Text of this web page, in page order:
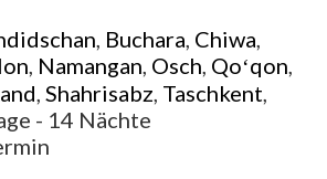
, Buchara, Chiwa,
, Namangan, Osch, Qoʻqon,
, Shahrisabz, Taschkent,
- 14 Nächte